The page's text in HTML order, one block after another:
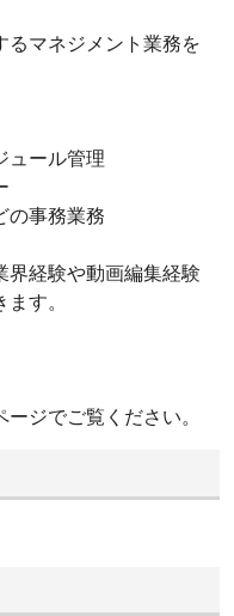
るマネジメント業務を
ュール管理
の事務業務
界経験や動画編集経験
す。
ジでご覧ください。